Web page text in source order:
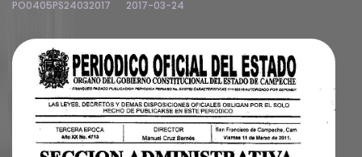
PO0405PS24032017 2017-03-24